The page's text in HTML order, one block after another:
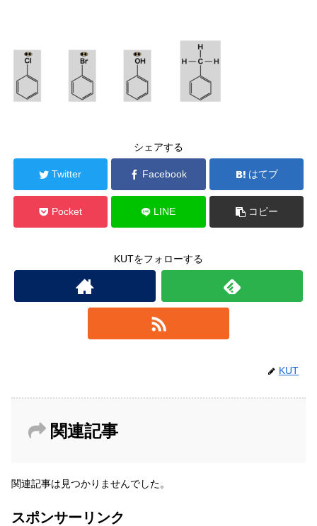
シェアする
Twitter Facebook はてブ
Pocket LINE コピー
KUTをフォローする
KUT
関連記事
関連記事は見つかりませんでした。
スポンサーリンク